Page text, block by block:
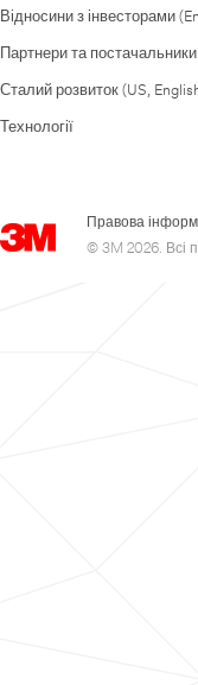
Відносини з інвесторами
Партнери та постачальники
Сталий розвиток (US,
Технології
Правова
© 3M 2026. Всі